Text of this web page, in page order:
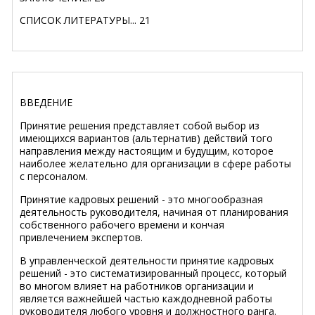
СПИСОК ЛИТЕРАТУРЫ... 21
ВВЕДЕНИЕ
Принятие решения представляет собой выбор из
имеющихся вариантов (альтернатив) действий того
направления между настоящим и будущим, которое
наиболее желательно для организации в сфере работы
с персоналом.
Принятие кадровых решений - это многообразная
деятельность руководителя, начиная от планирования
собственного рабочего времени и кончая
привлечением экспертов.
В управленческой деятельности принятие кадровых
решений - это систематизированный процесс, который
во многом влияет на работников организации и
является важнейшей частью каждодневной работы
руководителя любого уровня и должностного ранга.